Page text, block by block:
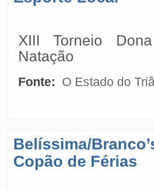
XIII Torneio
Natação
Fonte: O Estado do
Belíssima/
Copão de Férias